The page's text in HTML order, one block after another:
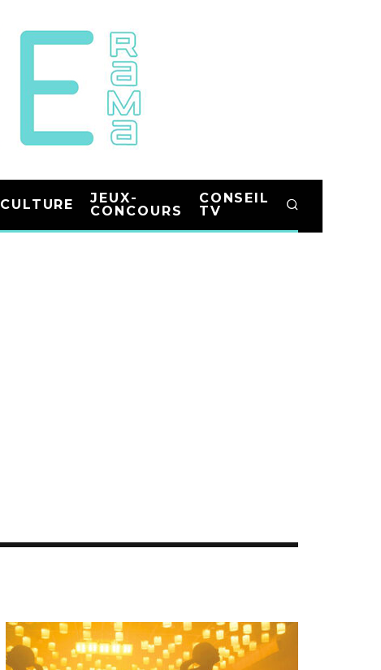
CULTURE
JEUX-
CONCOURS
CONSEIL
TV